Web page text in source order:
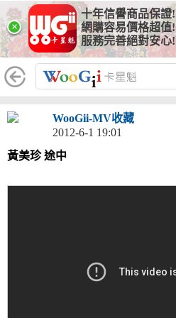
×
十年信譽商品保證!
網購容易價格超值!
服務完善絕對安心!
WooGii-MV收藏
2012-6-1 19:01
黃美珍 途中